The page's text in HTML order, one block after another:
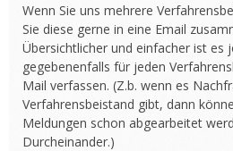
Wenn Sie uns mehrere
Sie diese gerne in eine Email
Übersichtlicher und einfacher ist es
gegebenenfalls für jeden
Mail verfassen. (Z.b. wenn es
Verfahrensbeistand gibt, dann
Meldungen schon abgearbeitet
Durcheinander.)